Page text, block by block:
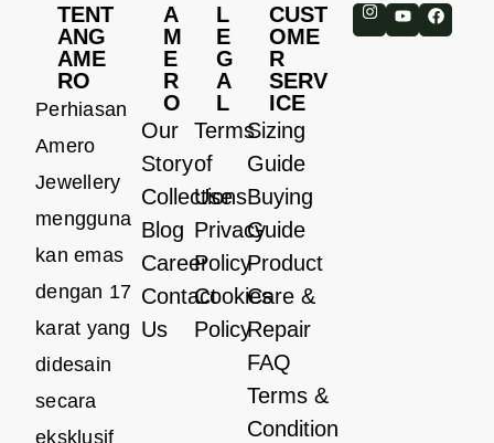
TENT
ANG
AME
RO
Perhiasan
Amero
Jewellery
mengguna
kan emas
dengan 17
karat yang
didesain
secara
eksklusif
A
M
E
R
O
Our
Story
Collections
Blog
Career
Contact
Us
L
E
G
A
L
Terms
of
Use
Privacy
Policy
Cookies
Policy
CUST
OME
R
SERV
ICE
Sizing
Guide
Buying
Guide
Product
Care &
Repair
FAQ
Terms &
Condition